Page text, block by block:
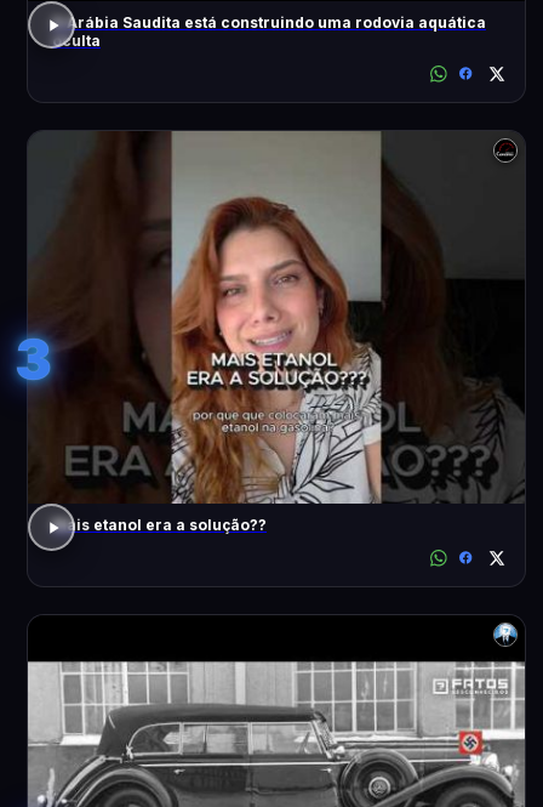
A Arábia Saudita está construindo uma rodovia aquática
oculta
3
Mais etanol era a solução??